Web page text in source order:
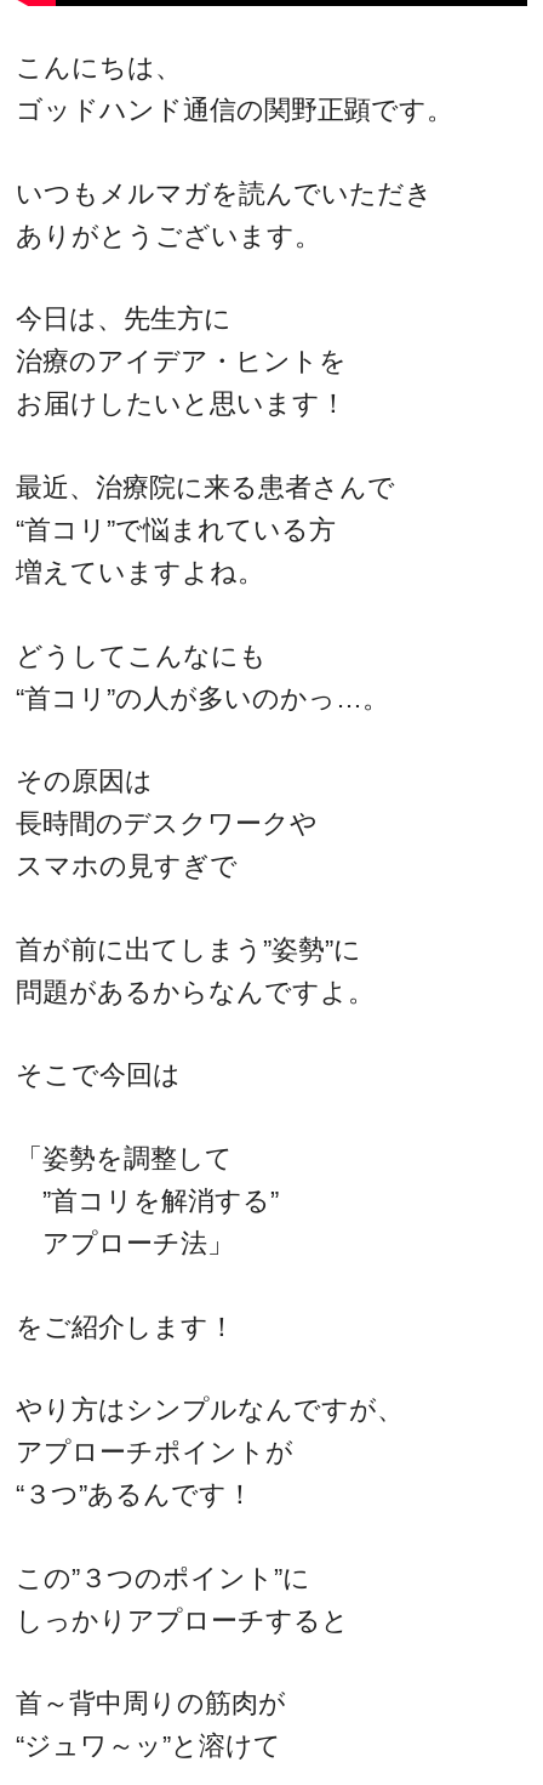
こんにちは、
ゴッドハンド通信の関野正顕です。
いつもメルマガを読んでいただき
ありがとうございます。
今日は、先生方に
治療のアイデア・ヒントを
お届けしたいと思います！
最近、治療院に来る患者さんで
“首コリ”で悩まれている方
増えていますよね。
どうしてこんなにも
“首コリ”の人が多いのかっ…。
その原因は
長時間のデスクワークや
スマホの見すぎで
首が前に出てしまう”姿勢”に
問題があるからなんですよ。
そこで今回は
「姿勢を調整して
”首コリを解消する”
アプローチ法」
をご紹介します！
やり方はシンプルなんですが、
アプローチポイントが
“３つ”あるんです！
この”３つのポイント”に
しっかりアプローチすると
首～背中周りの筋肉が
“ジュワ～ッ”と溶けて